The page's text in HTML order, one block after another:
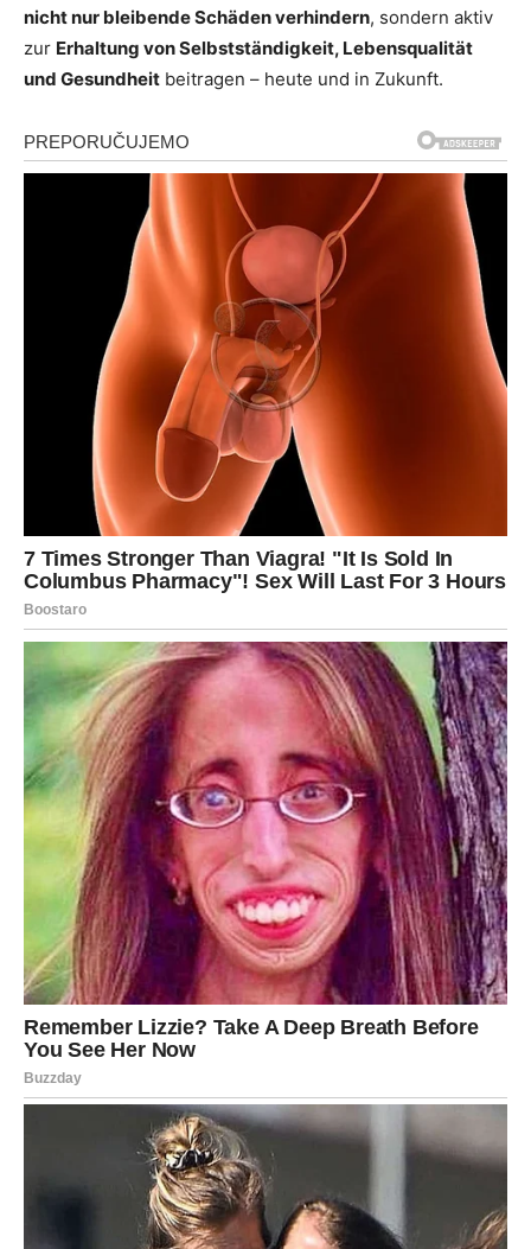
nicht nur bleibende Schäden verhindern, sondern aktiv
zur Erhaltung von Selbstständigkeit, Lebensqualität
und Gesundheit beitragen – heute und in Zukunft.